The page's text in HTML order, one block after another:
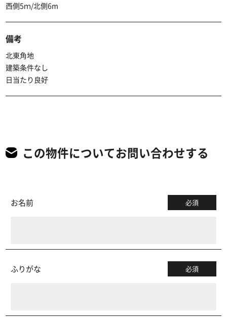
西側5ｍ/北側6m
備考
北東角地
建築条件なし
日当たり良好
この物件についてお問い合わせする
お名前 必須
ふりがな 必須